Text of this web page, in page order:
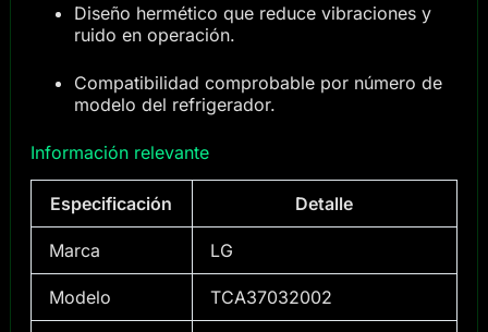
Diseño hermético que reduce vibraciones y
ruido en operación.
Compatibilidad comprobable por número de
modelo del refrigerador.
Información relevante
Especificación Detalle
Marca LG
Modelo TCA37032002